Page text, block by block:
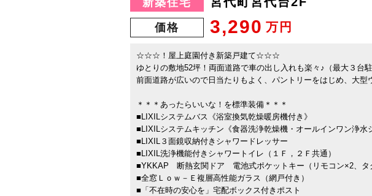
新築住宅
価格 3,290 万円
☆☆☆！屋上庭園付き新築戸建て☆☆☆
ゆとりの敷地52坪！両面道路で車の出し入れも楽々♪（最大３台駐
前面道路が広いので日当たりもよく、パントリーをはじめ、大型
＊＊＊あったらいいな！を標準装備＊＊＊
■LIXILシステムバス《浴室換気乾燥暖房機付き》
■LIXILシステムキッチン《食器洗浄乾燥機・オールインワン浄水
■LIXIL３面鏡収納付きシャワードレッサー
■LIXIL洗浄機能付きシャワートイレ（１Ｆ，２Ｆ共通）
■YKKAP 断熱玄関ドア 電池式ポケットキー（リモコン×2、タ
■全窓Ｌｏｗ－Ｅ複層高性能ガラス（網戸付き）
■「不在時の安心を」宅配ボックス付きポスト